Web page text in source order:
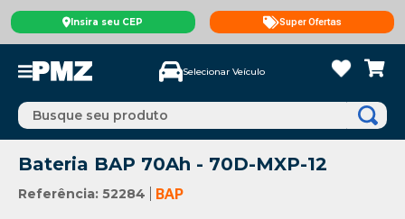
Insira seu CEP Super Ofertas
Selecionar Veículo
Busque seu produto
Bateria BAP 70Ah - 70D-MXP-12
Referência: 52284 BAP